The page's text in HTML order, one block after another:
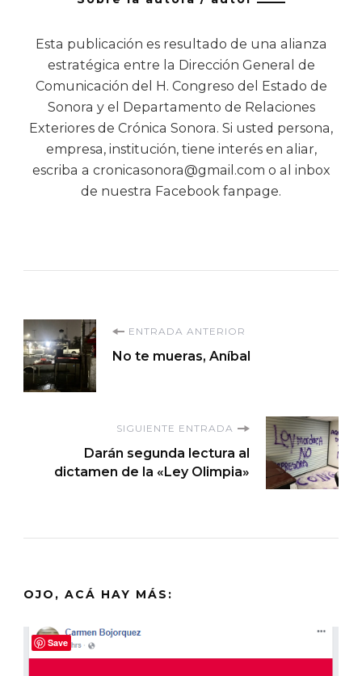
Esta publicación es resultado de una alianza
estratégica entre la Dirección General de
Comunicación del H. Congreso del Estado de
Sonora y el Departamento de Relaciones
Exteriores de Crónica Sonora. Si usted persona,
empresa, institución, tiene interés en aliar,
escriba a cronicasonora@gmail.com o al inbox
de nuestra Facebook fanpage.
Navegación
de
entradas
ENTRADA ANTERIOR
No te mueras, Aníbal
SIGUIENTE ENTRADA
Darán segunda lectura al
dictamen de la «Ley Olimpia»
OJO, ACÁ HAY MÁS:
Save